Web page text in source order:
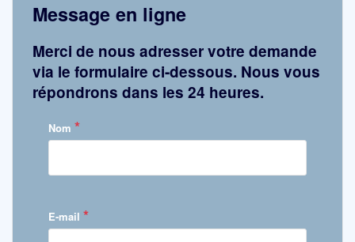
Message en ligne
Merci de nous adresser votre demande
via le formulaire ci-dessous. Nous vous
répondrons dans les 24 heures.
Nom *
E-mail *